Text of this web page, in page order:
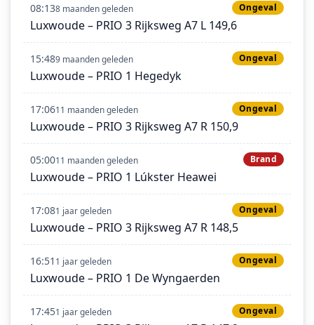
08:138 maanden geleden Ongeval
Luxwoude – PRIO 3 Rijksweg A7 L 149,6
15:489 maanden geleden Ongeval
Luxwoude – PRIO 1 Hegedyk
17:0611 maanden geleden Ongeval
Luxwoude – PRIO 3 Rijksweg A7 R 150,9
05:0011 maanden geleden Brand
Luxwoude – PRIO 1 Lúkster Heawei
17:081 jaar geleden Ongeval
Luxwoude – PRIO 3 Rijksweg A7 R 148,5
16:51 1 jaar geleden Ongeval
Luxwoude – PRIO 1 De Wyngaerden
17:451 jaar geleden Ongeval